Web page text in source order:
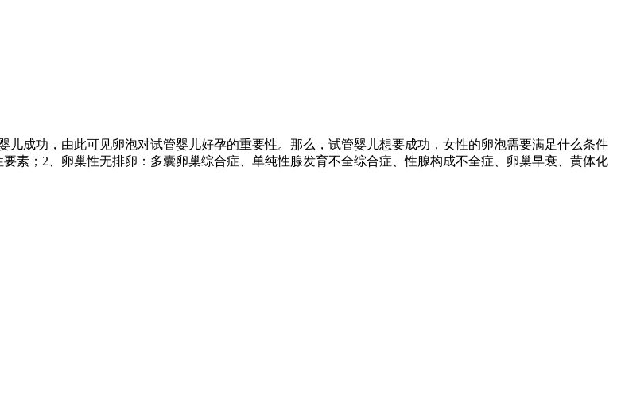
成功，由此可见卵泡对试管婴儿好孕的重要性。那么，试管婴儿想要成功，女性的卵泡需要满足什么条件
素；2、卵巢性无排卵：多囊卵巢综合症、单纯性腺发育不全综合症、性腺构成不全症、卵巢早衰、黄体化